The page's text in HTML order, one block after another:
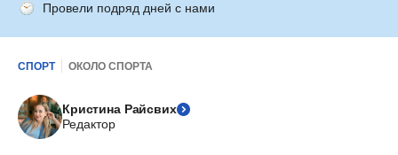
Провели подряд дней с нами
СПОРТ ОКОЛО СПОРТА
Кристина Райсвих
Редактор